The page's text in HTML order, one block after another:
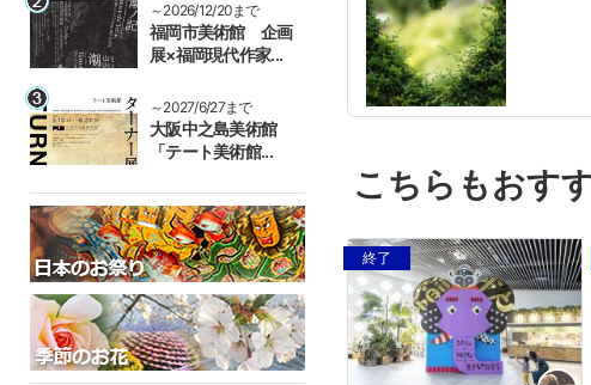
～2026/12/20まで
福岡市美術館 企画
展×福岡現代作家...
～2027/6/27まで
大阪中之島美術館
「テート美術館...
こちらもおす
終了